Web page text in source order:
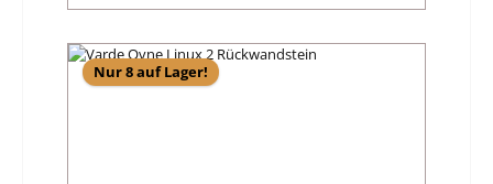
Nur 8 auf Lager!